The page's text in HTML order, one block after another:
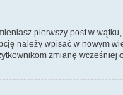
pierwszy post w
należy wpisać w nowym
zmianę